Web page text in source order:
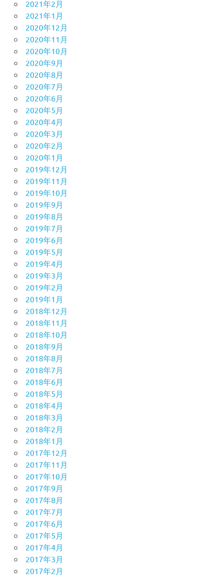
2021年2月
2021年1月
2020年12月
2020年11月
2020年10月
2020年9月
2020年8月
2020年7月
2020年6月
2020年5月
2020年4月
2020年3月
2020年2月
2020年1月
2019年12月
2019年11月
2019年10月
2019年9月
2019年8月
2019年7月
2019年6月
2019年5月
2019年4月
2019年3月
2019年2月
2019年1月
2018年12月
2018年11月
2018年10月
2018年9月
2018年8月
2018年7月
2018年6月
2018年5月
2018年4月
2018年3月
2018年2月
2018年1月
2017年12月
2017年11月
2017年10月
2017年9月
2017年8月
2017年7月
2017年6月
2017年5月
2017年4月
2017年3月
2017年2月